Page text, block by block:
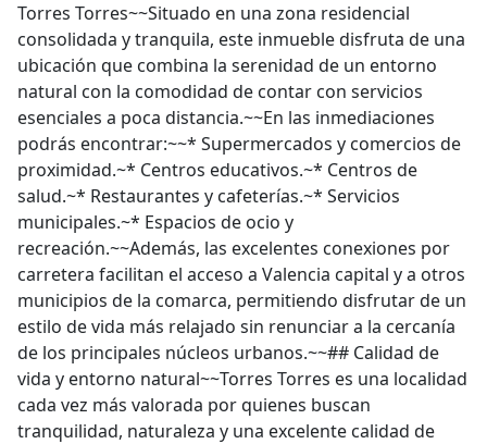
Torres Torres~~Situado en una zona residencial
consolidada y tranquila, este inmueble disfruta de una
ubicación que combina la serenidad de un entorno
natural con la comodidad de contar con servicios
esenciales a poca distancia.~~En las inmediaciones
podrás encontrar:~~* Supermercados y comercios de
proximidad.~* Centros educativos.~* Centros de
salud.~* Restaurantes y cafeterías.~* Servicios
municipales.~* Espacios de ocio y
recreación.~~Además, las excelentes conexiones por
carretera facilitan el acceso a Valencia capital y a otros
municipios de la comarca, permitiendo disfrutar de un
estilo de vida más relajado sin renunciar a la cercanía
de los principales núcleos urbanos.~~## Calidad de
vida y entorno natural~~Torres Torres es una localidad
cada vez más valorada por quienes buscan
tranquilidad, naturaleza y una excelente calidad de